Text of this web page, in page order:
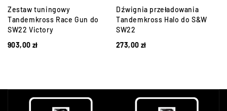
Zestaw tuningowy
Tandemkross Race Gun do
SW22 Victory
903,00 zł
Dźwignia przeładowania
Tandemkross Halo do S&W
SW22
273,00 zł